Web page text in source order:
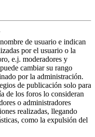
de usuario e indican
por el usuario o la
e.j. moderadores y
cambiar su rango
por la administración.
de publicación solo para
de los foros lo consideran
o administradores
realizadas, llegando
como la expulsión del